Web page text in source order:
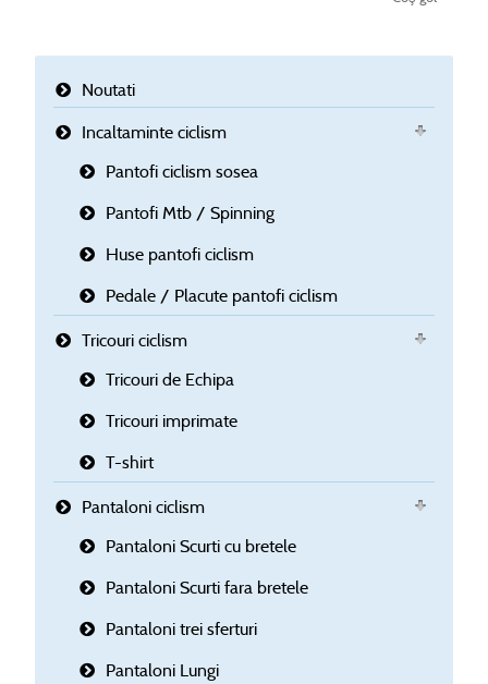
Noutati
Incaltaminte ciclism
Pantofi ciclism sosea
Pantofi Mtb / Spinning
Huse pantofi ciclism
Pedale / Placute pantofi ciclism
Tricouri ciclism
Tricouri de Echipa
Tricouri imprimate
T-shirt
Pantaloni ciclism
Pantaloni Scurti cu bretele
Pantaloni Scurti fara bretele
Pantaloni trei sferturi
Pantaloni Lungi